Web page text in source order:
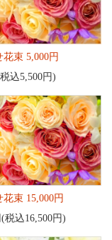
花束 5,000円
込5,500円)
花束 15,000円
(税込16,500円)